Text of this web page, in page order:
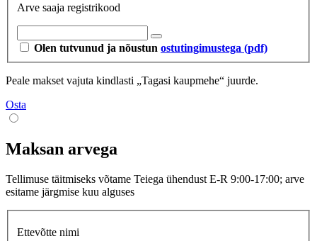
Arve saaja registrikood
Olen tutvunud ja nõustun ostutingimustega (pdf)
Peale makset vajuta kindlasti „Tagasi kaupmehe“ juurde.
Osta
Maksan arvega
Tellimuse täitmiseks võtame Teiega ühendust E-R 9:00-17:00; arve
esitame järgmise kuu alguses
Ettevõtte nimi